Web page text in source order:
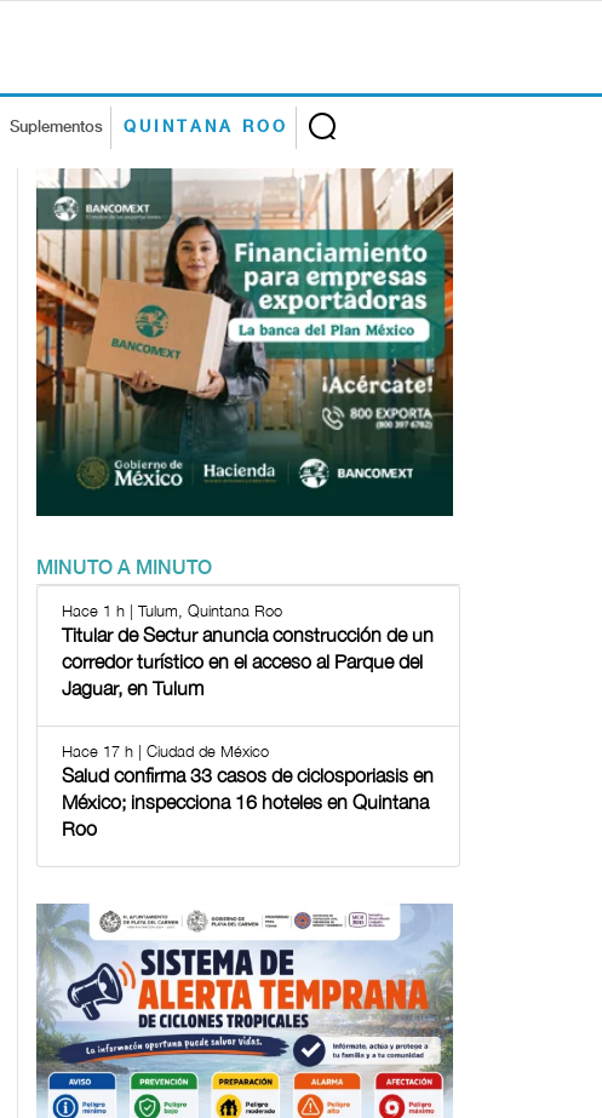
Suplementos QUINTANA ROO
MINUTO A MINUTO
Hace 1 h | Tulum, Quintana Roo
Titular de Sectur anuncia construcción de un
corredor turístico en el acceso al Parque del
Jaguar, en Tulum
Hace 17 h | Ciudad de México
Salud confirma 33 casos de ciclosporiasis en
México; inspecciona 16 hoteles en Quintana
Roo